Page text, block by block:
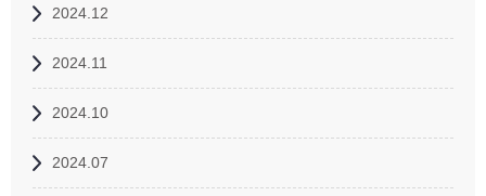
2024.12
2024.11
2024.10
2024.07